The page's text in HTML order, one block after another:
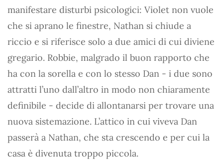
manifestare disturbi psicologici: Violet non vuole
che si aprano le finestre, Nathan si chiude a
riccio e si riferisce solo a due amici di cui diviene
gregario. Robbie, malgrado il buon rapporto che
ha con la sorella e con lo stesso Dan - i due sono
attratti l’uno dall’altro in modo non chiaramente
definibile - decide di allontanarsi per trovare una
nuova sistemazione. L’attico in cui viveva Dan
passerà a Nathan, che sta crescendo e per cui la
casa è divenuta troppo piccola.